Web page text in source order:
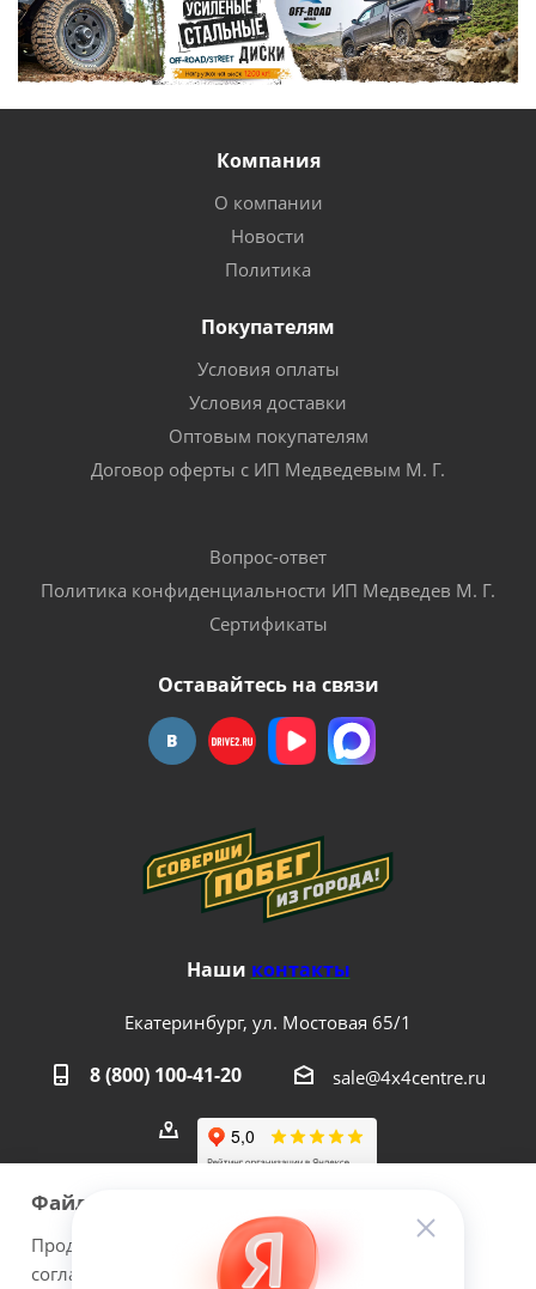
Компания
О компании
Новости
Политика
Покупателям
Условия оплаты
Условия доставки
Оптовым покупателям
Договор оферты с ИП Медведевым М. Г.
Вопрос-ответ
Политика конфиденциальности ИП Медведев М. Г.
Сертификаты
Оставайтесь на связи
Наши контакты
Екатеринбург, ул. Мостовая 65/1
8 (800) 100-41-20 sale@4x4centre.ru
Файлы cookie
Продолжая использовать наш сайт Вы даете
согласие на обработку файлов cookie и